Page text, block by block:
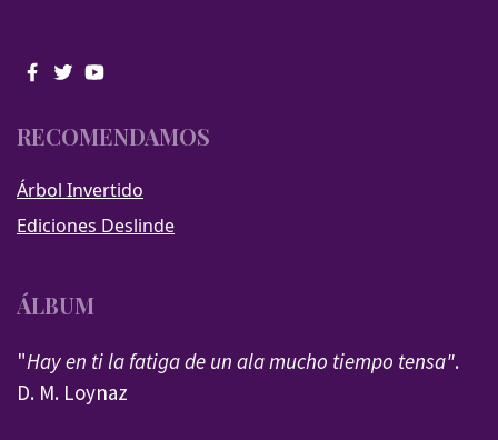
RECOMENDAMOS
Árbol Invertido
Ediciones Deslinde
ÁLBUM
"Hay en ti la fatiga de un ala mucho tiempo tensa".
D. M. Loynaz